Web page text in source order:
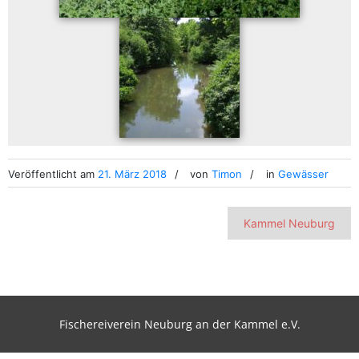
Veröffentlicht am 21. März 2018 von Timon in Gewässer
Kammel Neuburg
Fischereiverein Neuburg an der Kammel e.V.